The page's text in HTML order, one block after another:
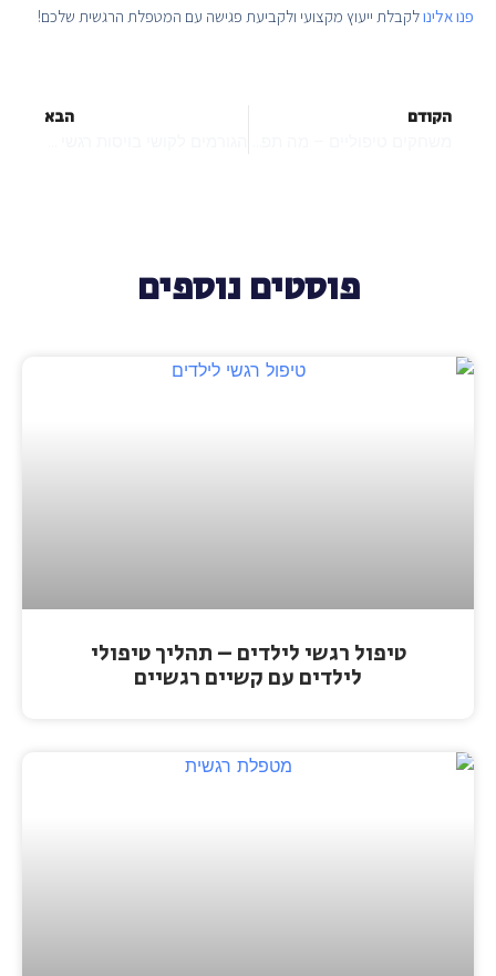
פנו אלינולקבלת ייעוץ מקצועי ולקביעת פגישה עם המטפלת הרגשית שלכם!
הקודם
הבא
פוסטים נוספים
טיפול רגשי לילדים – תהליך טיפולי
לילדים עם קשיים רגשיים